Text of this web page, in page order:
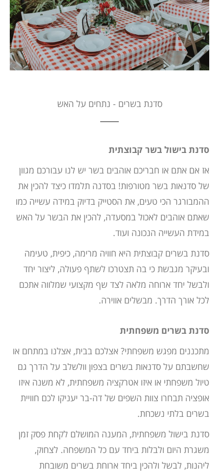
סדנת בשרים - נתחים על האש
סדנת בישול בשר קבוצתית
אז אם אתם או חבריכם אוהבים בשר יש לנו עבורכם מגוון
של סדנאות בשר מטורפות! בסדנה תלמדו כיצד להכין את
ההמבורגר הכי טעים, את הסטייק בדיוק במידה עשייה כמו
שאתם אוהבים לאכול במסעדה, להכין את הבשר על האש
במידת העשייה הנכונה ועוד.
סדנת בשרים קבוצתית היא חוויה מרימה, כיפית, טעימה
ובעיקר מגבשת כי בה תצטרכו לשתף פעולה, ליצור יחד
ולבשל יחד ארוחה מלאה לצד שף מקצועי שמלווה אתכם
לכל אורך הדרך. מבשלים אווירה.
סדנת בשרים משפחתית
מתכננים מפגש משפחתי? אצלכם בבית, אצלנו במתחם או
שחשבתם על סדנאות בשרים בצפון וולשלב על הדרך גם
טיול משפחתי או איזו אטרקציה משפחתית, לא משנה איזו
אופציה תבחרו צוות השפים של דה-בר יעניקו לכם חוויית
בשרים בלתי נשכחת.
סדנת בישול משפחתית, המענה המושלם לקחת פסק זמן
משגרת היום ולבלות ביחד עם כל המשפחה. לצחוק,
ליהנות, לבשל ולהכין ביחד ארוחת בשרים משובחת